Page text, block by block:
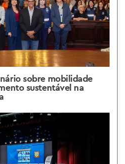
sobre mobilidade
sustentável na